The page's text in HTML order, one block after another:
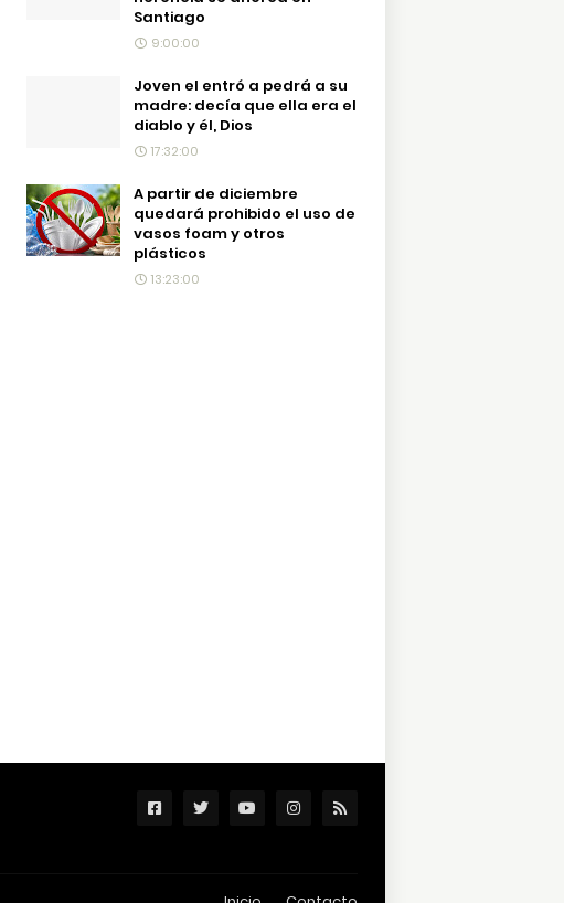
Santiago
9:00:00
Joven el entró a pedrá a su
madre: decía que ella era el
diablo y él, Dios
17:32:00
A partir de diciembre
quedará prohibido el uso de
vasos foam y otros
plásticos
13:23:00